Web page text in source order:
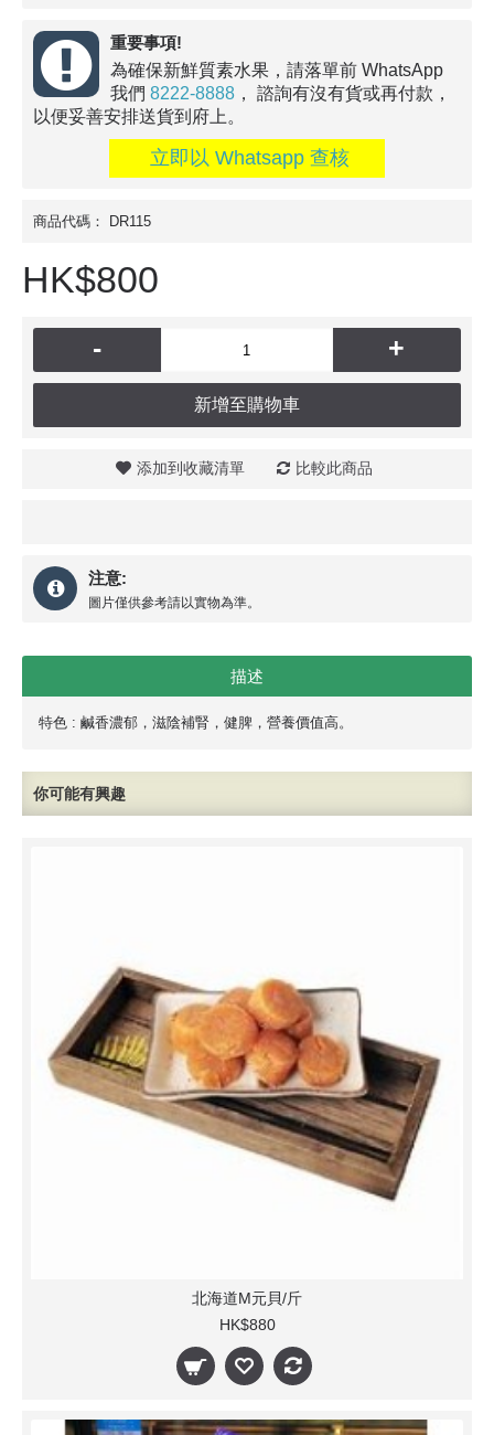
重要事項!
為確保新鮮質素水果，請落單前 WhatsApp
我們 8222-8888 ， 諮詢有沒有貨或再付款，
以便妥善安排送貨到府上。
立即以 Whatsapp 查核
商品代碼： DR115
HK$800
- +
新增至購物車
添加到收藏清單 比較此商品
注意:
圖片僅供參考請以實物為準。
描述
特色 : 鹹香濃郁，滋陰補腎，健脾，營養價值高。
你可能有興趣
北海道M元貝/斤
HK$880